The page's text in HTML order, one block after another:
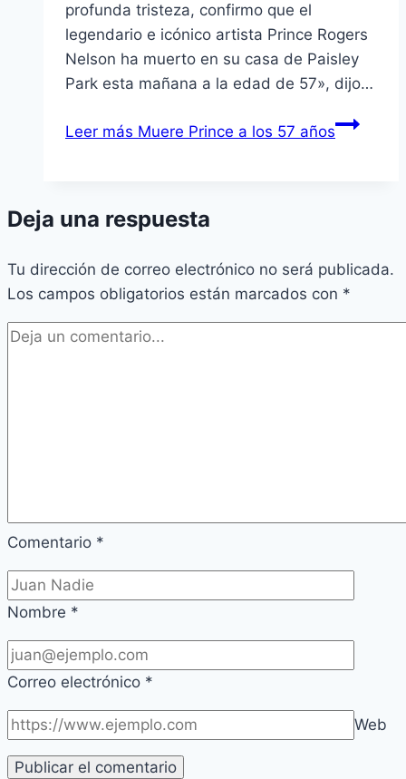
profunda tristeza, confirmo que el
legendario e icónico artista Prince Rogers
Nelson ha muerto en su casa de Paisley
Park esta mañana a la edad de 57», dijo…
Leer más Muere Prince a los 57 años
Deja una respuesta
Tu dirección de correo electrónico no será publicada.
Los campos obligatorios están marcados con *
Comentario *
Nombre *
Correo electrónico *
Web